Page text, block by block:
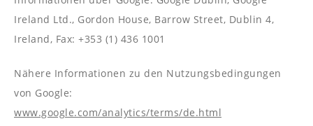
Ireland Ltd., Gordon House, Barrow Street, Dublin 4,
Ireland, Fax: +353 (1) 436 1001
Nähere Informationen zu den Nutzungsbedingungen
von Google:
www.google.com/analytics/terms/de.html